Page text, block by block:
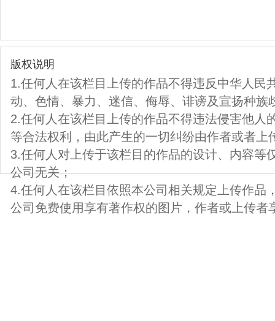
版权说明
1.任何人在该栏目上传的作品不得违反中华人民
动、色情、暴力、迷信、侮辱、诽谤及宣扬种族
2.任何人在该栏目上传的作品不得违法侵害他人
等合法权利，由此产生的一切纠纷由作者或者上
3.任何人对上传于该栏目的作品的设计、内容等
公司无关；
4.任何人在该栏目依照本公司相关规定上传作品
公司免费使用享有著作权的图片，作者或上传者